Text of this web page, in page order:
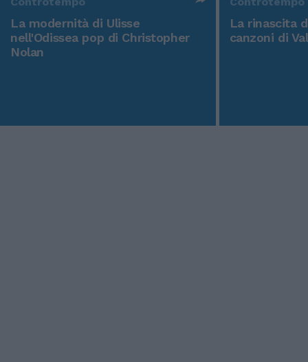
La modernità di Ulisse
nell'Odissea pop di Christopher
Nolan
La rinascita
canzoni di